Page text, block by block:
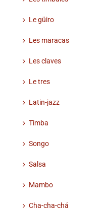
Le güiro
Les maracas
Les claves
Le tres
Latin-jazz
Timba
Songo
Salsa
Mambo
Cha-cha-chá